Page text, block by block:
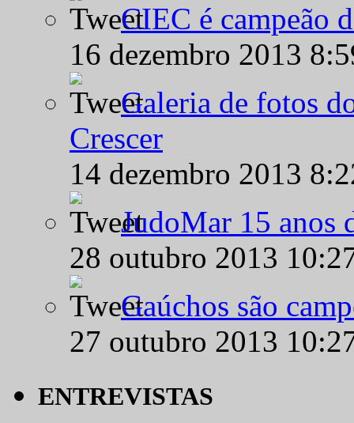
CIEC é campeão
16 dezembro 2013
Galeria de fotos
Crescer
14 dezembro 2013
JudoMar 15 anos
28 outubro 2013
Gaúchos são
27 outubro 2013
ENTREVISTAS